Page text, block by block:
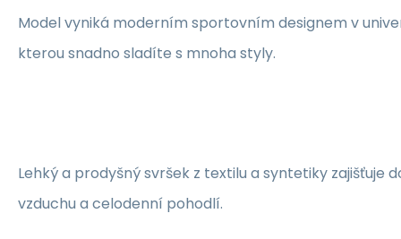
Model vyniká moderním sportovním designem v
kterou snadno sladíte s mnoha styly.
Lehký a prodyšný svršek z textilu a syntetiky zajišťuje
vzduchu a celodenní pohodlí.